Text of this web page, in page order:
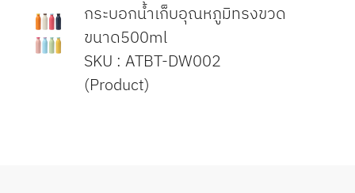
กระบอกน้ำเก็บอุณหภูมิทรงขวด
ขนาด500ml
SKU : ATBT-DW002
(Product)